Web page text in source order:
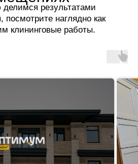
результатами
наглядно как
клининговые работы.